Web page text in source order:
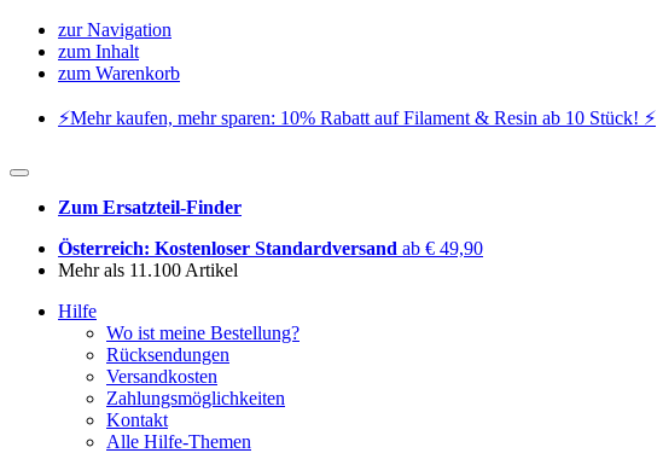
zur Navigation
zum Inhalt
zum Warenkorb
⚡️Mehr kaufen, mehr sparen: 10% Rabatt auf Filament & Resin ab 10 Stück! ⚡️
Zum Ersatzteil-Finder
Österreich: Kostenloser Standardversand ab € 49,90
Mehr als 11.100 Artikel
Hilfe
Wo ist meine Bestellung?
Rücksendungen
Versandkosten
Zahlungsmöglichkeiten
Kontakt
Alle Hilfe-Themen